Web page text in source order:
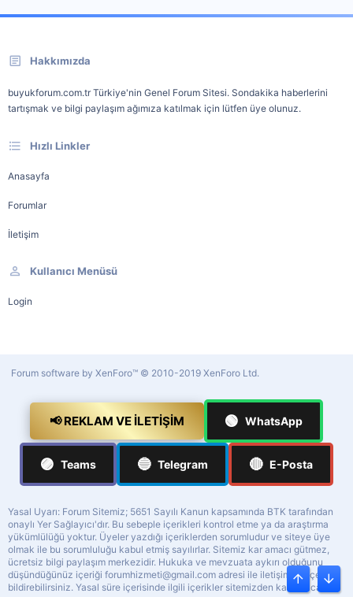
Hakkımızda
buyukforum.com.tr Türkiye'nin Genel Forum Sitesi. Sondakika haberlerini
tartışmak ve bilgi paylaşım ağımıza katılmak için lütfen üye olunuz.
Hızlı Linkler
Anasayfa
Forumlar
İletişim
Kullanıcı Menüsü
Login
Forum software by XenForo™ © 2010-2019 XenForo Ltd.
📢 REKLAM VE İLETIŞIM 🟢 WhatsApp
🟣 Teams 🔵 Telegram 🔴 E-Posta
Yasal Uyarı: Forum Sitemiz; 5651 Sayılı Kanun kapsamında BTK tarafından
onaylı Yer Sağlayıcı'dır. Bu sebeple içerikleri kontrol etme ya da araştırma
yükümlülüğü yoktur. Üyeler yazdığı içeriklerden sorumludur ve siteye üye
olmak ile bu sorumluluğu kabul etmiş sayılırlar. Sitemiz kar amacı gütmez,
ücretsiz bilgi paylaşım merkezidir. Hukuka ve mevzuata aykırı olduğunu
düşündüğünüz içeriği forumhizmeti@gmail.com adresi ile iletişime geçerek
bildirebilirsiniz. Yasal süre içerisinde ilgili içerikler sitemizden kaldırılacaktır.
Üst Alt